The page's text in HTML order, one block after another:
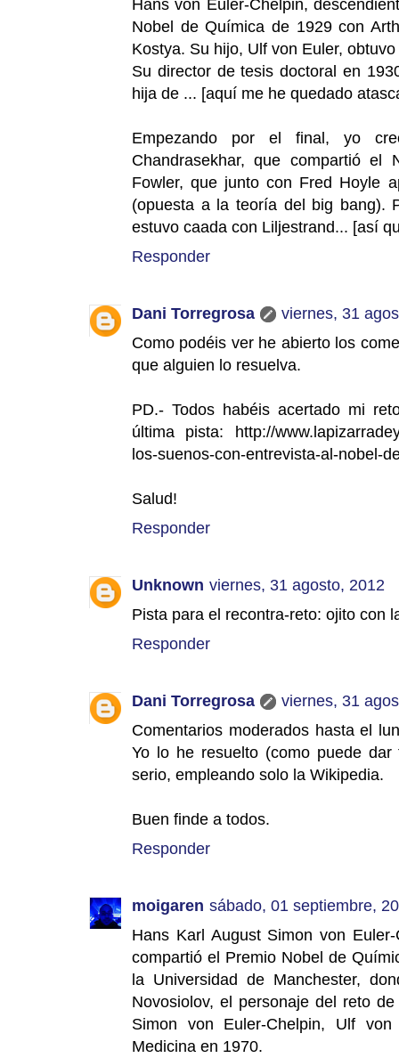
Hans von Euler-Chelpin,
Nobel de Química de 1929 con
Kostya. Su hijo, Ulf von Euler,
Su director de tesis doctoral en
hija de ... [aquí me he quedado
Empezando por el final, yo
Chandrasekhar, que compartió
Fowler, que junto con Fred Hoyle
(opuesta a la teoría del big bang).
estuvo caada con Liljestrand... [así
Responder
Dani Torregrosa
viernes, 31
Como podéis ver he abierto los
que alguien lo resuelva.
PD.- Todos habéis acertado mi
última pista: http://
los-suenos-con-entrevista-al-nobel-
Salud!
Responder
Unknown viernes, 31 agosto, 2012
Pista para el recontra-reto: ojito con
Responder
Dani Torregrosa
viernes, 31
Comentarios moderados hasta el
Yo lo he resuelto (como puede
serio, empleando solo la Wikipedia.
Buen finde a todos.
Responder
moigaren sábado, 01 septiembre,
Hans Karl August Simon von
compartió el Premio Nobel de
la Universidad de Manchester,
Novosiolov, el personaje del reto
Simon von Euler-Chelpin, Ulf
Medicina en 1970.